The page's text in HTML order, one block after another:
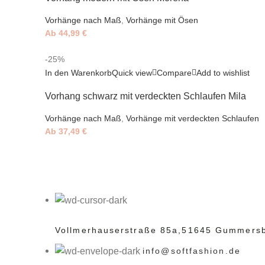
Vorhänge nach Maß Vorhänge mit Ösen
Ab 44,99 €
-25%
In den WarenkorbQuick view Compare Add to wishlist
Vorhang schwarz mit verdeckten Schlaufen Mila
Vorhänge nach Maß Vorhänge mit verdeckten Schlaufen
Ab 37,49 €
Vollmerhauserstraße 85a,51645
info@softfashion.de